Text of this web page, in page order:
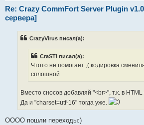
Re: Crazy CommFort Server Plugin
сервера]
CrazyVirus писал(а):
CraSTI писал(а):
Чтото не помогает ;( кодировка
сплошной
Вместо сносов добавляй "<br>", т.к. в
Да и "charset=utf-16" тогда уже.
ОООО пошли переходы:)